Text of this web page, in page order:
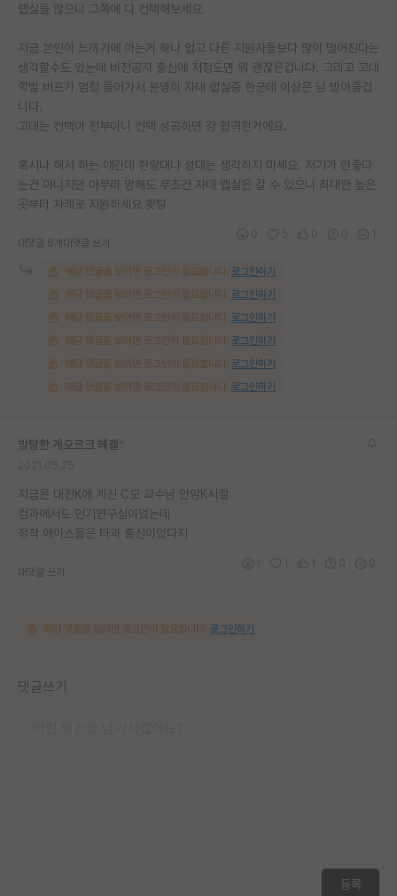
랩실들 많으니 그쪽에 다 컨택해보세요.
지금 본인이 느끼기에 아는거 하나 없고 다른 지원자들보다 많이 떨어진다는
생각할수도 있는데 비전공자 출신에 저정도면 뭐 괜찮은겁니다. 그리고 고대
학벌 버프가 엄청 들어가서 분명히 자대 랩실중 한군데 이상은 님 받아줄겁
니다.
고대는 컨택이 전부이니 컨택 성공하면 걍 합격한거에요.
혹시나 해서 하는 얘긴데 한양대나 성대는 생각하지 마세요. 저기가 안좋다
는건 아니지만 아무리 망해도 무조건 자대 랩실은 갈 수 있으니 최대한 높은
곳부터 차례로 지원하세요 홧팅
대댓글 6개 대댓글 쓰기
해당 댓글을 보려면 로그인이 필요합니다. 로그인하기
해당 댓글을 보려면 로그인이 필요합니다. 로그인하기
해당 댓글을 보려면 로그인이 필요합니다. 로그인하기
해당 댓글을 보려면 로그인이 필요합니다. 로그인하기
해당 댓글을 보려면 로그인이 필요합니다. 로그인하기
해당 댓글을 보려면 로그인이 필요합니다. 로그인하기
방탕한 게오르크 헤겔
지금은 대전K에 계신 C모 교수님 안암K시절
컴과에서도 인기연구실이었는데
정작 에이스들은 타과 출신이었다지
대댓글 쓰기
해당 댓글을 보려면 로그인이 필요합니다. 로그인하기
댓글쓰기
등록